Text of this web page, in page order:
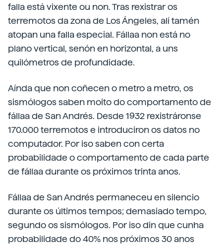
falla está vixente ou non. Tras rexistrar os
terremotos da zona de Los Ángeles, alí tamén
atopan una falla especial. Fállaa non está no
plano vertical, senón en horizontal, a uns
quilómetros de profundidade.
Aínda que non coñecen o metro a metro, os
sismólogos saben moito do comportamento de
fállaa de San Andrés. Desde 1932 rexistráronse
170.000 terremotos e introduciron os datos no
computador. Por iso saben con certa
probabilidade o comportamento de cada parte
de fállaa durante os próximos trinta anos.
Fállaa de San Andrés permaneceu en silencio
durante os últimos tempos; demasiado tempo,
segundo os sismólogos. Por iso din que cunha
probabilidade do 40% nos próximos 30 anos